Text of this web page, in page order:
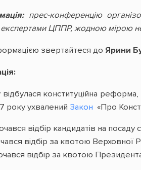
прес-конференцію
ЦППР, жодною мірою
звертайтеся до Ярини
конституційна
року ухвалений Закон «Про
відбір кандидатів на посаду
відбір за квотою Верховної
відбір за квотою